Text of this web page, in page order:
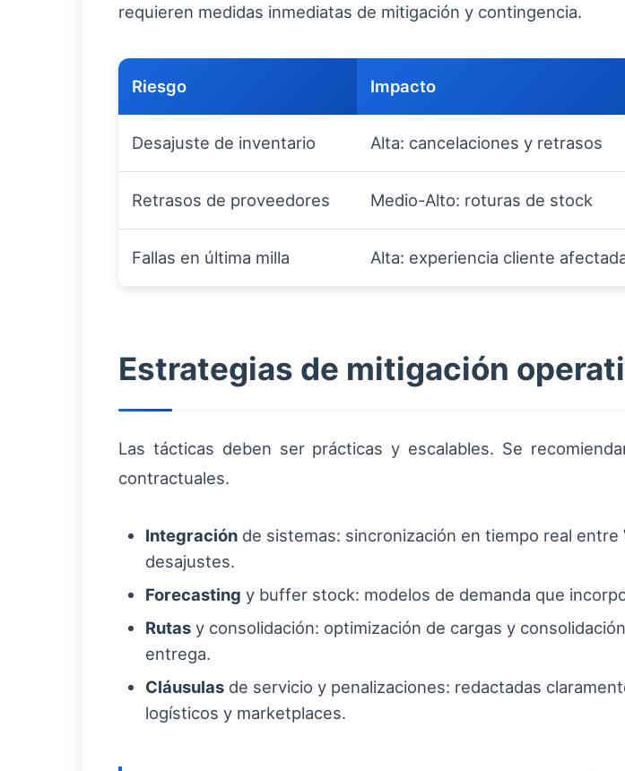
requieren medidas inmediatas de mitigación y contingencia.
Riesgo Impacto
Desajuste de inventario Alta: cancelaciones y retrasos
Retrasos de proveedores Medio-Alto: roturas de stock
Fallas en última milla Alta: experiencia cliente
Estrategias de mitigación
Las tácticas deben ser prácticas y escalables. Se
contractuales.
Integración de sistemas: sincronización en tiempo real
desajustes.
Forecasting y buffer stock: modelos de demanda que
Rutas y consolidación: optimización de cargas y
entrega.
Cláusulas de servicio y penalizaciones: redactadas
logísticos y marketplaces.